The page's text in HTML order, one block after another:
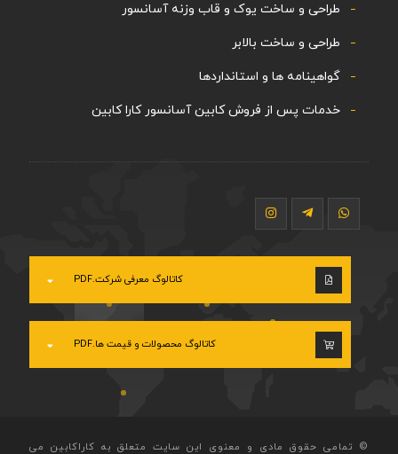
طراحی و ساخت یوک و قاب وزنه آسانسور
طراحی و ساخت بالابر
گواهینامه ها و استانداردها
خدمات پس از فروش کابین آسانسور کارا کابین
کاتالوگ معرفی شرکت.PDF
کاتالوگ محصولات و قیمت ها.PDF
© تمامی حقوق مادی و معنوی این سایت متعلق به کاراکابین می